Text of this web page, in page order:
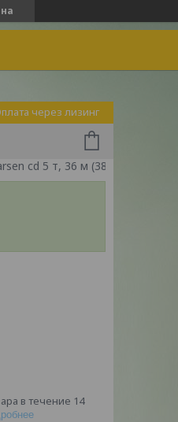
через лизинг
cd 5 т, 36 м (380в)
в течение 14